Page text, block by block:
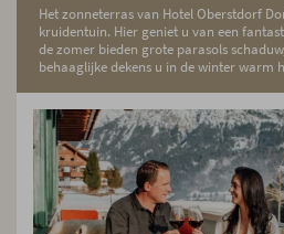
Het zonneterras van Hotel Oberstdorf
kruidentuin. Hier geniet u van een
de zomer bieden grote parasols
behaaglijke dekens u in de winter warm